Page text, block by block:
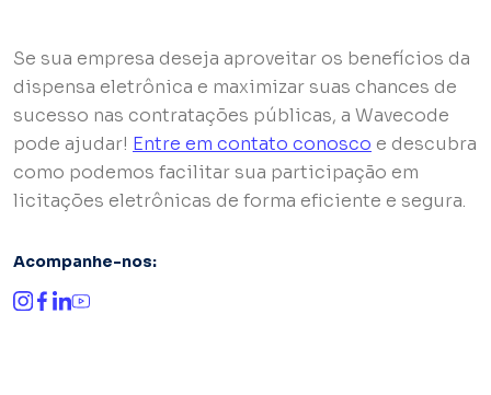
Se sua empresa deseja aproveitar os benefícios da
dispensa eletrônica e maximizar suas chances de
sucesso nas contratações públicas, a Wavecode
pode ajudar! Entre em contato conosco e descubra
como podemos facilitar sua participação em
licitações eletrônicas de forma eficiente e segura.
Acompanhe-nos: